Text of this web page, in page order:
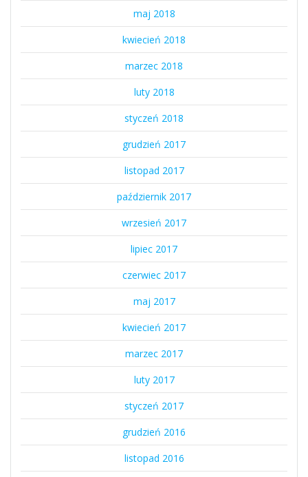
maj 2018
kwiecień 2018
marzec 2018
luty 2018
styczeń 2018
grudzień 2017
listopad 2017
październik 2017
wrzesień 2017
lipiec 2017
czerwiec 2017
maj 2017
kwiecień 2017
marzec 2017
luty 2017
styczeń 2017
grudzień 2016
listopad 2016